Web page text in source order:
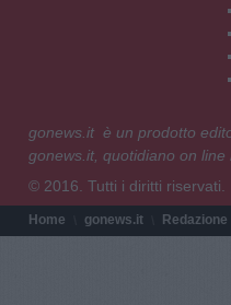
gonews.it è un prodotto
gonews.it, quotidiano on
© 2016. Tutti i diritti riservati.
Home gonews.it Redazione